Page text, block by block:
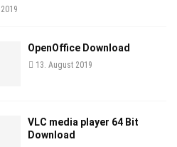
OpenOffice Download
13. August 2019
VLC media player 64 Bit
Download